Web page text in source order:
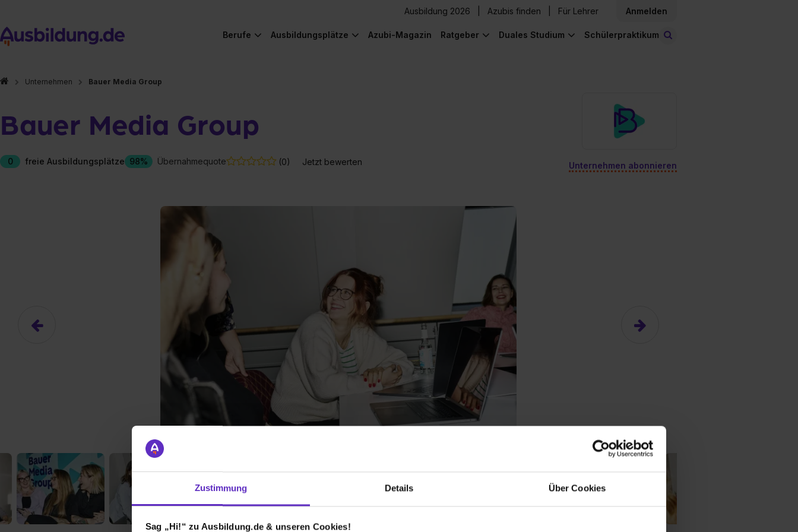
Zustimmung Details Über Cookies
Sag „Hi!“ zu Ausbildung.de & unseren Cookies!
Ausbildung 2026 Azubis finden Für Lehrer Anmelden
Berufe Ausbildungsplätze Azubi-Magazin Ratgeber Duales Studium Schülerpraktikum
Unternehmen Bauer Media Group
Bauer Media Group
0 freie Ausbildungsplätze 98% Übernahmequote (0) Jetzt bewerten Unternehmen abonnieren